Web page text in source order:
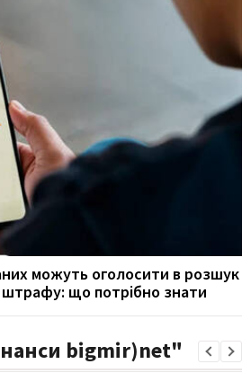
можуть оголосити в розшук
штрафу: що потрібно знати
bigmir)net"